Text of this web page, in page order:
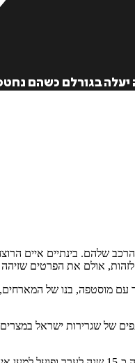
בגורלם כשהם
שלהם. בינתיים איים
אולם את הפרטים
מוסטפה, בנו של המארחים,
מותחן מלא אקשן על החיפושים אחר שני הנערים